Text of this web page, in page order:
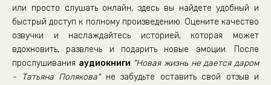
или просто слушать онлайн, здесь вы найдете удобный и
быстрый доступ к полному произведению. Оцените качество
озвучки и наслаждайтесь историей, которая может
вдохновить, развлечь и подарить новые эмоции. После
прослушивания аудиокниги "Новая жизнь не дается даром
- Татьяна Полякова"не забудьте оставить свой отзыв и